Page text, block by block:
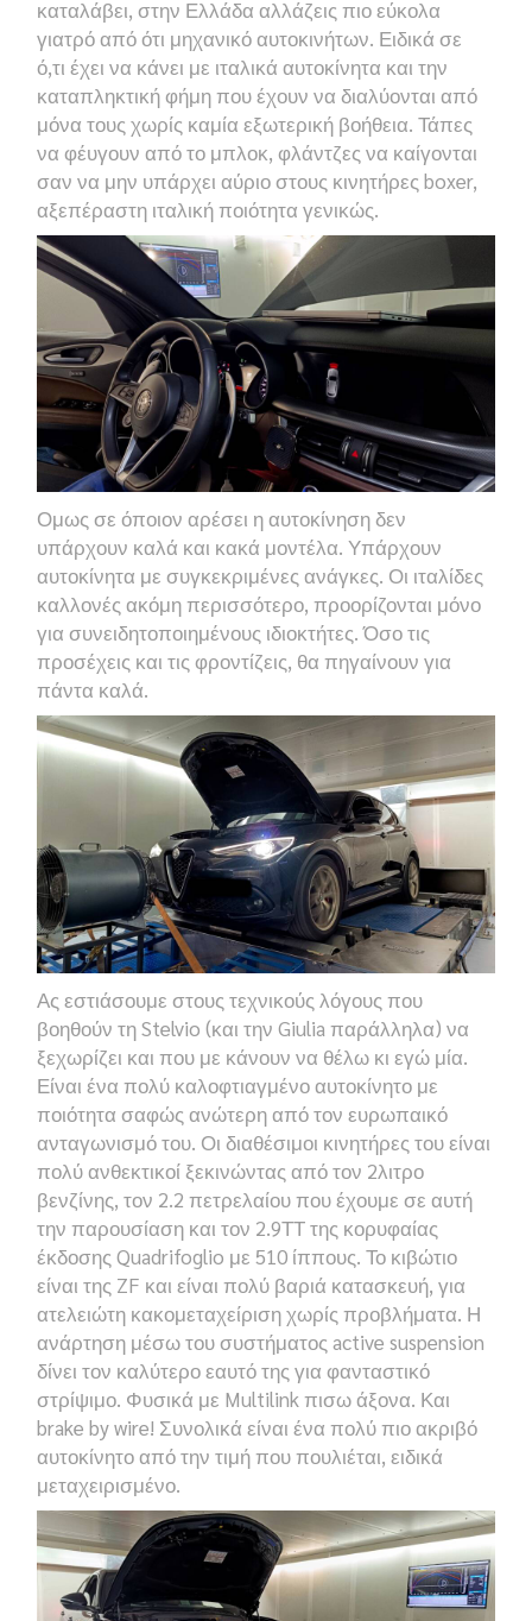
καταλάβει, στην Ελλάδα αλλάζεις πιο εύκολα
γιατρό από ότι μηχανικό αυτοκινήτων. Ειδικά σε
ό,τι έχει να κάνει με ιταλικά αυτοκίνητα και την
καταπληκτική φήμη που έχουν να διαλύονται από
μόνα τους χωρίς καμία εξωτερική βοήθεια. Τάπες
να φέυγουν από το μπλοκ, φλάντζες να καίγονται
σαν να μην υπάρχει αύριο στους κινητήρεςboxer,
αξεπέραστη ιταλική ποιότητα γενικώς.
Ομως σε όποιον αρέσει η αυτοκίνηση δεν
υπάρχουν καλά και κακά μοντέλα. Υπάρχουν
αυτοκίνητα με συγκεκριμένες ανάγκες. Οι ιταλίδες
καλλονές ακόμη περισσότερο, προορίζονται μόνο
για συνειδητοποιημένους ιδιοκτήτες. Όσο τις
προσέχεις και τις φροντίζεις, θα πηγαίνουν για
πάντα καλά.
Ας εστιάσουμε στους τεχνικούς λόγους που
βοηθούν τηStelvio(και τηνGiuliaπαράλληλα) να
ξεχωρίζει και που με κάνουν να θέλω κι εγώ μία.
Είναι ένα πολύ καλοφτιαγμένο αυτοκίνητο με
ποιότητα σαφώς ανώτερη από τον ευρωπαικό
ανταγωνισμό του. Οι διαθέσιμοι κινητήρες του είναι
πολύ ανθεκτικοί ξεκινώντας από τον 2λιτρο
βενζίνης, τον 2.2 πετρελαίου που έχουμε σε αυτή
την παρουσίαση και τον 2.9ΤΤ της κορυφαίας
έκδοσηςQuadrifoglio με510 ίππους. Το κιβώτιο
είναι της ZF και είναι πολύ βαριά κατασκευή, για
ατελειώτη κακομεταχείριση χωρίς προβλήματα. Η
ανάρτηση μέσω του συστήματοςactivesuspension
δίνει τον καλύτερο εαυτό της για φανταστικό
στρίψιμο. Φυσικά με Multilinkπισω άξονα. Και
brake by wire! Συνολικά είναι ένα πολύ πιο ακριβό
αυτοκίνητο από την τιμή που πουλιέται, ειδικά
μεταχειρισμένο.